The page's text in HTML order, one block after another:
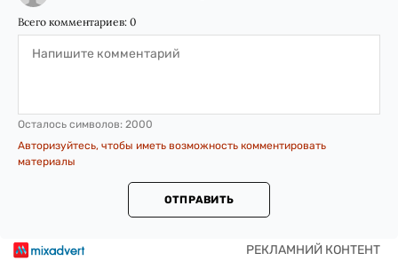
Всего комментариев: 0
Осталось символов: 2000
Авторизуйтесь, чтобы иметь возможность комментировать
материалы
ОТПРАВИТЬ